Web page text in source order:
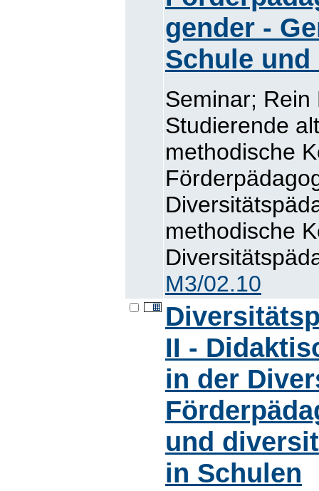
gender -
Schule
Seminar; Rein
Studierende
methodische
methodische
M3/02.10
II -
in der
und
in Schulen